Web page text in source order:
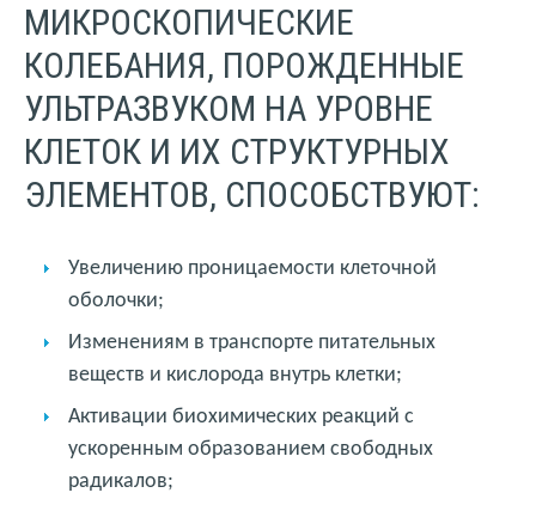
МИКРОСКОПИЧЕСКИЕ
КОЛЕБАНИЯ, ПОРОЖДЕННЫЕ
УЛЬТРАЗВУКОМ НА УРОВНЕ
КЛЕТОК И ИХ СТРУКТУРНЫХ
ЭЛЕМЕНТОВ, СПОСОБСТВУЮТ:
Увеличению проницаемости клеточной
оболочки;
Изменениям в транспорте питательных
веществ и кислорода внутрь клетки;
Активации биохимических реакций с
ускоренным образованием свободных
радикалов;